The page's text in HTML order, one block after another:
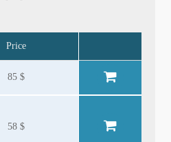
Price
85 $
58 $